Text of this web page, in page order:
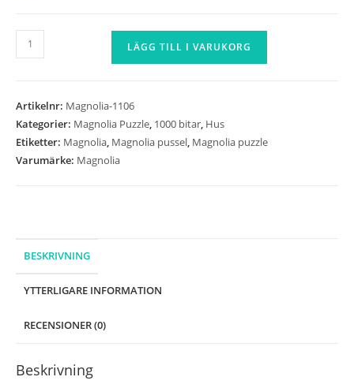
Magnolia
-
Chapters
-
1000
LÄGG TILL I VARUKORG
Artikelnr: Magnolia-1106
Kategorier: Magnolia Puzzle, 1000 bitar, Hus
Etiketter: Magnolia, Magnolia pussel, Magnolia puzzle
Varumärke: Magnolia
BESKRIVNING
YTTERLIGARE INFORMATION
RECENSIONER (0)
Beskrivning